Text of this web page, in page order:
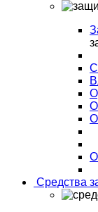
Средства